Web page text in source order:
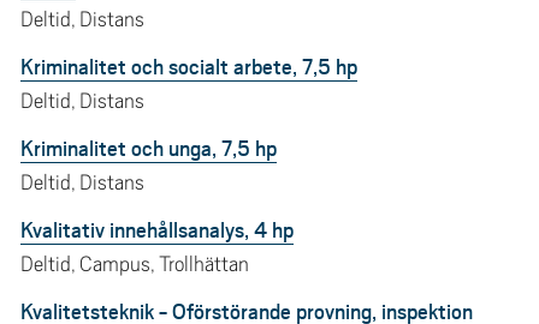
Deltid, Distans
Kriminalitet och socialt arbete, 7,5 hp
Deltid, Distans
Kriminalitet och unga, 7,5 hp
Deltid, Distans
Kvalitativ innehållsanalys, 4 hp
Deltid, Campus, Trollhättan
Kvalitetsteknik - Oförstörande provning, inspektion